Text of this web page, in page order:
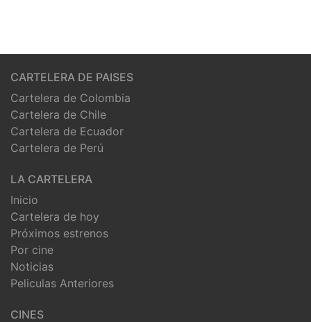
CARTELERA DE PAISES
Cartelera de Colombia
Cartelera de Chile
Cartelera de Ecuador
Cartelera de Perú
LA CARTELERA
Inicio
Cartelera de hoy
Próximos estrenos
Por cine
Noticias
Peliculas Anteriores
CINES